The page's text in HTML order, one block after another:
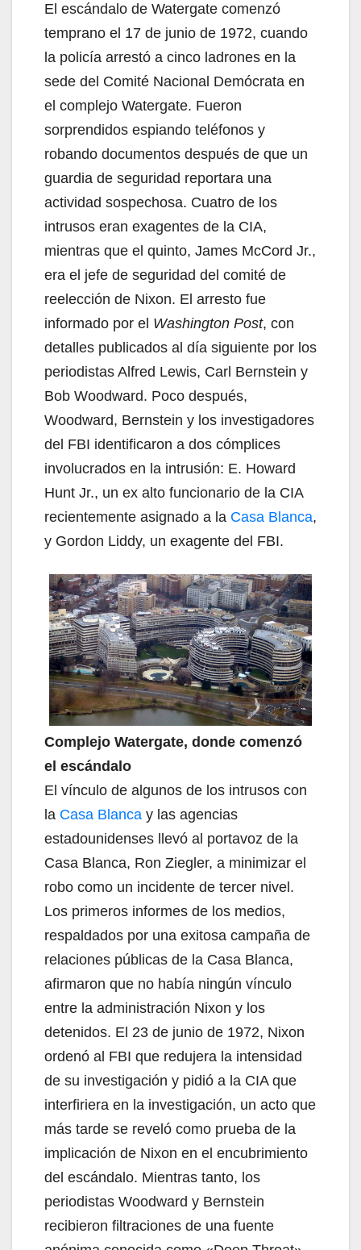
El escándalo de Watergate comenzó
temprano el 17 de junio de 1972, cuando
la policía arrestó a cinco ladrones en la
sede del Comité Nacional Demócrata en
el complejo Watergate. Fueron
sorprendidos espiando teléfonos y
robando documentos después de que un
guardia de seguridad reportara una
actividad sospechosa. Cuatro de los
intrusos eran exagentes de la CIA,
mientras que el quinto, James McCord Jr.,
era el jefe de seguridad del comité de
reelección de Nixon. El arresto fue
informado por el Washington Post, con
detalles publicados al día siguiente por los
periodistas Alfred Lewis, Carl Bernstein y
Bob Woodward. Poco después,
Woodward, Bernstein y los investigadores
del FBI identificaron a dos cómplices
involucrados en la intrusión: E. Howard
Hunt Jr., un ex alto funcionario de la CIA
recientemente asignado a la Casa Blanca,
y Gordon Liddy, un exagente del FBI.
Complejo Watergate, donde comenzó
el escándalo
El vínculo de algunos de los intrusos con
la Casa Blanca y las agencias
estadounidenses llevó al portavoz de la
Casa Blanca, Ron Ziegler, a minimizar el
robo como un incidente de tercer nivel.
Los primeros informes de los medios,
respaldados por una exitosa campaña de
relaciones públicas de la Casa Blanca,
afirmaron que no había ningún vínculo
entre la administración Nixon y los
detenidos. El 23 de junio de 1972, Nixon
ordenó al FBI que redujera la intensidad
de su investigación y pidió a la CIA que
interfiriera en la investigación, un acto que
más tarde se reveló como prueba de la
implicación de Nixon en el encubrimiento
del escándalo. Mientras tanto, los
periodistas Woodward y Bernstein
recibieron filtraciones de una fuente